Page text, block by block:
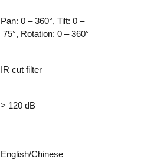
Pan: 0 – 360°, Tilt: 0 –
75°, Rotation: 0 – 360°
IR cut filter
> 120 dB
English/Chinese